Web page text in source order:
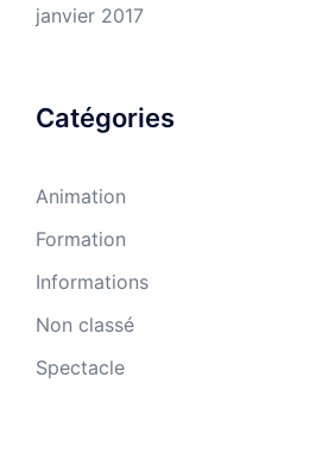
janvier 2017
Catégories
Animation
Formation
Informations
Non classé
Spectacle